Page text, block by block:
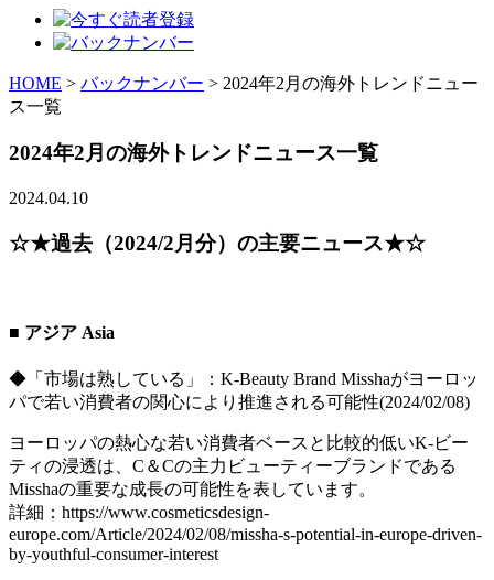
HOME > バックナンバー > 2024年2月の海外トレンドニュー
ス一覧
2024年2月の海外トレンドニュース一覧
2024.04.10
☆★過去（2024/2月分）の主要ニュース★☆
■ アジア Asia
◆「市場は熟している」：K-Beauty Brand Misshaがヨーロッ
パで若い消費者の関心により推進される可能性(2024/02/08)
ヨーロッパの熱心な若い消費者ベースと比較的低いK-ビー
ティの浸透は、C＆Cの主力ビューティーブランドである
Misshaの重要な成長の可能性を表しています。
詳細：https://www.cosmeticsdesign-
europe.com/Article/2024/02/08/missha-s-potential-in-europe-driven-
by-youthful-consumer-interest